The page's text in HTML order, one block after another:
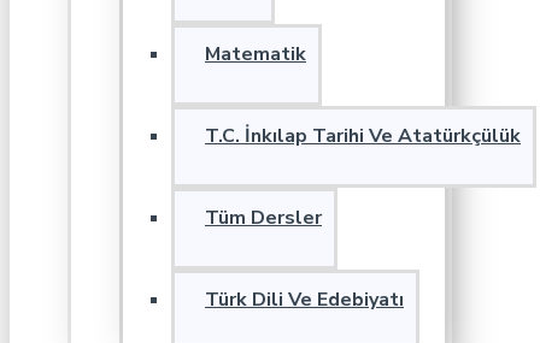
Matematik
T.C. İnkılap Tarihi Ve Atatürkçülük
Tüm Dersler
Türk Dili Ve Edebiyatı